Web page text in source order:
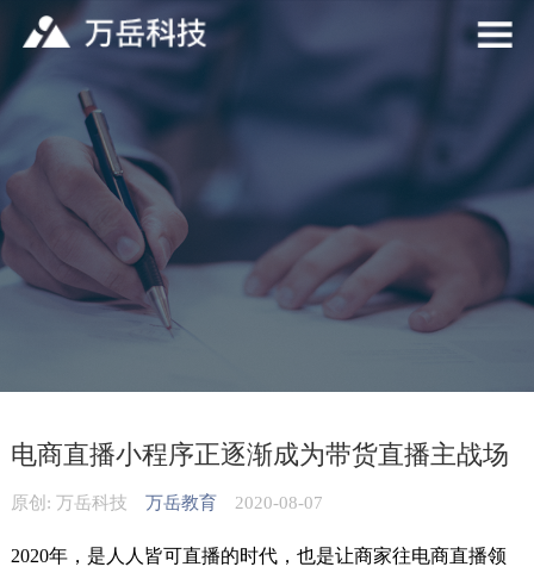
电商直播小程序正逐渐成为带货直播主战场
原创: 万岳科技 万岳教育2020-08-07
2020年，是人人皆可直播的时代，也是让商家往电商直播领